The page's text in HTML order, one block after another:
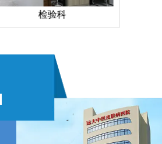
检验科